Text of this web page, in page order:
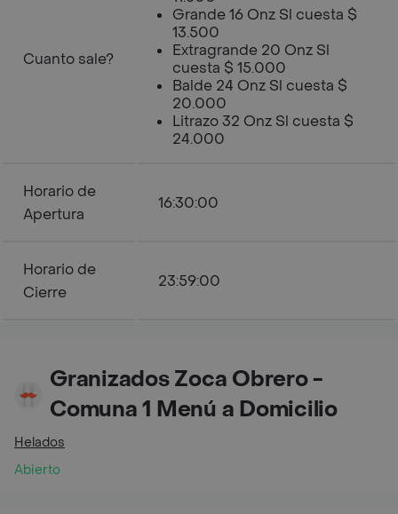
Cuanto sale?
Grande 16 Onz Sl cuesta $
13.500
Extragrande 20 Onz Sl
cuesta $ 15.000
Balde 24 Onz Sl cuesta $
20.000
Litrazo 32 Onz Sl cuesta $
24.000
Horario de
Apertura
16:30:00
Horario de
Cierre
23:59:00
Granizados Zoca Obrero -
Comuna 1 Menú a Domicilio
Helados
Abierto